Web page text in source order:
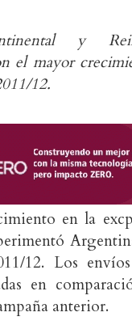
y
el mayor
12.
en la
12. Los
en
anterior.